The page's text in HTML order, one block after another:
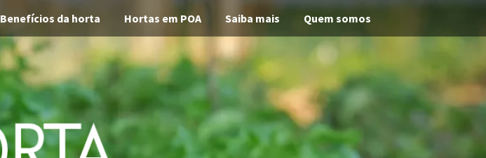
Benefícios da horta Hortas em POA Saiba mais Quem somos